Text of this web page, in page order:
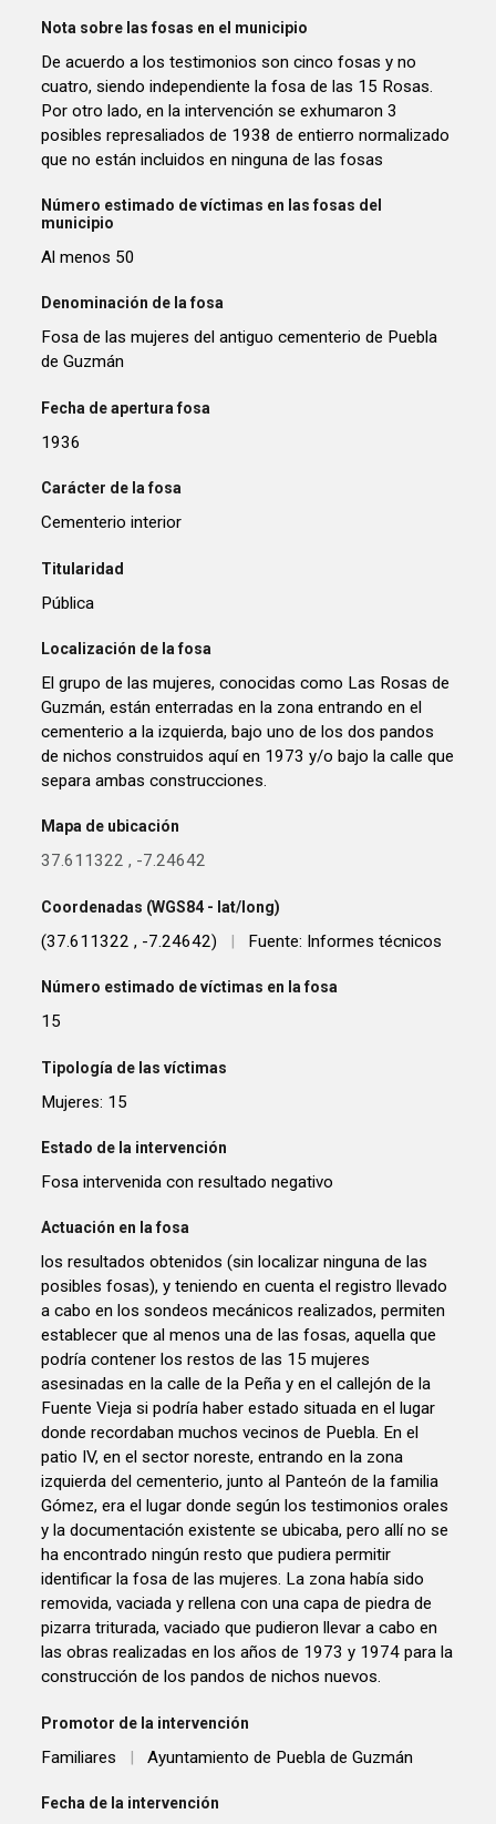
Nota sobre las fosas en el municipio
De acuerdo a los testimonios son cinco fosas y no
cuatro, siendo independiente la fosa de las 15 Rosas.
Por otro lado, en la intervención se exhumaron 3
posibles represaliados de 1938 de entierro normalizado
que no están incluidos en ninguna de las fosas
Número estimado de víctimas en las fosas del
municipio
Al menos 50
Denominación de la fosa
Fosa de las mujeres del antiguo cementerio de Puebla
de Guzmán
Fecha de apertura fosa
1936
Carácter de la fosa
Cementerio interior
Titularidad
Pública
Localización de la fosa
El grupo de las mujeres, conocidas como Las Rosas de
Guzmán, están enterradas en la zona entrando en el
cementerio a la izquierda, bajo uno de los dos pandos
de nichos construidos aquí en 1973 y/o bajo la calle que
separa ambas construcciones.
Mapa de ubicación
37.611322 , -7.24642
Coordenadas (WGS84 - lat/long)
(37.611322 , -7.24642) | Fuente: Informes técnicos
Número estimado de víctimas en la fosa
15
Tipología de las víctimas
Mujeres: 15
Estado de la intervención
Fosa intervenida con resultado negativo
Actuación en la fosa
los resultados obtenidos (sin localizar ninguna de las
posibles fosas), y teniendo en cuenta el registro llevado
a cabo en los sondeos mecánicos realizados, permiten
establecer que al menos una de las fosas, aquella que
podría contener los restos de las 15 mujeres
asesinadas en la calle de la Peña y en el callejón de la
Fuente Vieja si podría haber estado situada en el lugar
donde recordaban muchos vecinos de Puebla. En el
patio IV, en el sector noreste, entrando en la zona
izquierda del cementerio, junto al Panteón de la familia
Gómez, era el lugar donde según los testimonios orales
y la documentación existente se ubicaba, pero allí no se
ha encontrado ningún resto que pudiera permitir
identificar la fosa de las mujeres. La zona había sido
removida, vaciada y rellena con una capa de piedra de
pizarra triturada, vaciado que pudieron llevar a cabo en
las obras realizadas en los años de 1973 y 1974 para la
construcción de los pandos de nichos nuevos.
Promotor de la intervención
Familiares | Ayuntamiento de Puebla de Guzmán
Fecha de la intervención